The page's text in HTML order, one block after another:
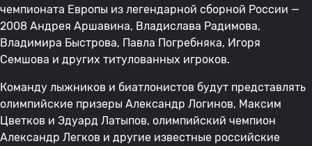
чемпионата Европы из легендарной сборной России —
2008 Андрея Аршавина, Владислава Радимова,
Владимира Быстрова, Павла Погребняка, Игоря
Семшова и других титулованных игроков.
Команду лыжников и биатлонистов будут представлять
олимпийские призеры Александр Логинов, Максим
Цветков и Эдуард Латыпов, олимпийский чемпион
Александр Легков и другие известные российские